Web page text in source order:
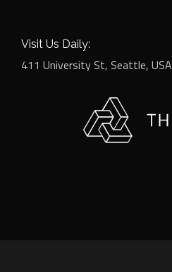
Visit Us Daily:
411 University St, Seattle, USA